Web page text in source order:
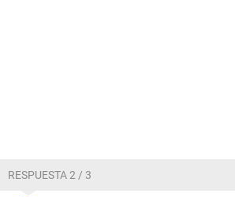
RESPUESTA 2 / 3